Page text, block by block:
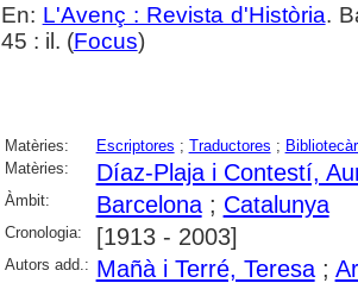
En: L'Avenç : Revista d'Història.
45 : il. (Focus)
Matèries: Escriptores ; Traductores ;
Matèries:
Díaz-Plaja i Contestí,
Àmbit: Barcelona; Catalunya
Cronologia: [1913 - 2003]
Autors add.: Mañà i Terré, Teresa;